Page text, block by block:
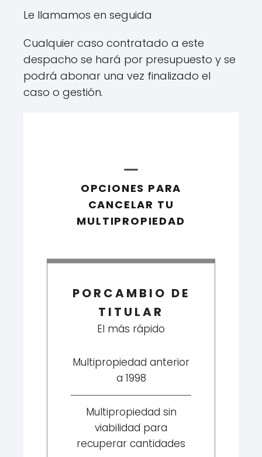
Le llamamos en seguida
Cualquier caso contratado a este
despacho se hará por presupuesto y se
podrá abonar una vez finalizado el
caso o gestión.
OPCIONES PARA
CANCELAR TU
MULTIPROPIEDAD
PORCAMBIO DE
TITULAR
El más rápido
Multipropiedad anterior
a 1998
Multipropiedad sin
viabilidad para
recuperar cantidades